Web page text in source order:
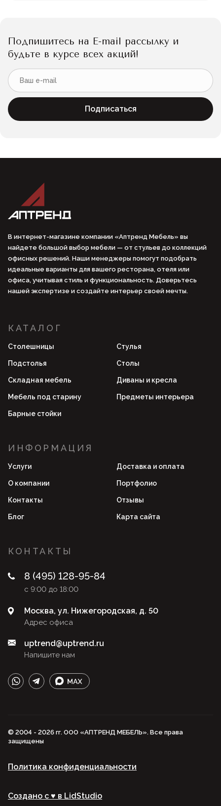
Подпишитесь на E-mail рассылку и
будьте в курсе всех акций!
Подписаться
В интернет-магазине компании «Аптренд Мебель» вы
найдете большой выбор мебели — от стульев до коллекций
офисных решений. Наши менеджеры помогут подобрать
идеальные варианты для вашего ресторана, отеля или
офиса, учитывая стиль и функциональность. Доверьтесь
нашей экспертизе и создайте интерьер своей мечты.
КАТАЛОГ
Столешницы Стулья
Подстолья Столы
Складная мебель Диваны и кресла
Мебель под старину Предметы интерьера
Барные стойки
ИНФОРМАЦИЯ
Услуги Доставка и оплата
О компании Портфолио
Контакты Отзывы
Блог Карта сайта
КОНТАКТЫ
8 (495) 128-95-84
с 9:00 до 18:00
Адрес офиса
Москва, ул. Нижегородская, д. 50
Напишите нам
uptrend@uptrend.ru
© 2004 - 2026 гг. ООО «АПТРЕНД МЕБЕЛЬ». Все права
защищены
Политика конфиденциальности
Создано с ♥️ в LidStudio